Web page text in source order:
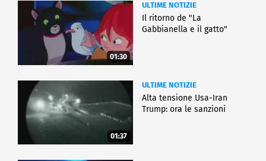
01:30
ULTIME NOTIZIE
Il ritorno de "La
Gabbianella e il gatto"
01:37
ULTIME NOTIZIE
Alta tensione Usa-Iran
Trump: ora le sanzioni